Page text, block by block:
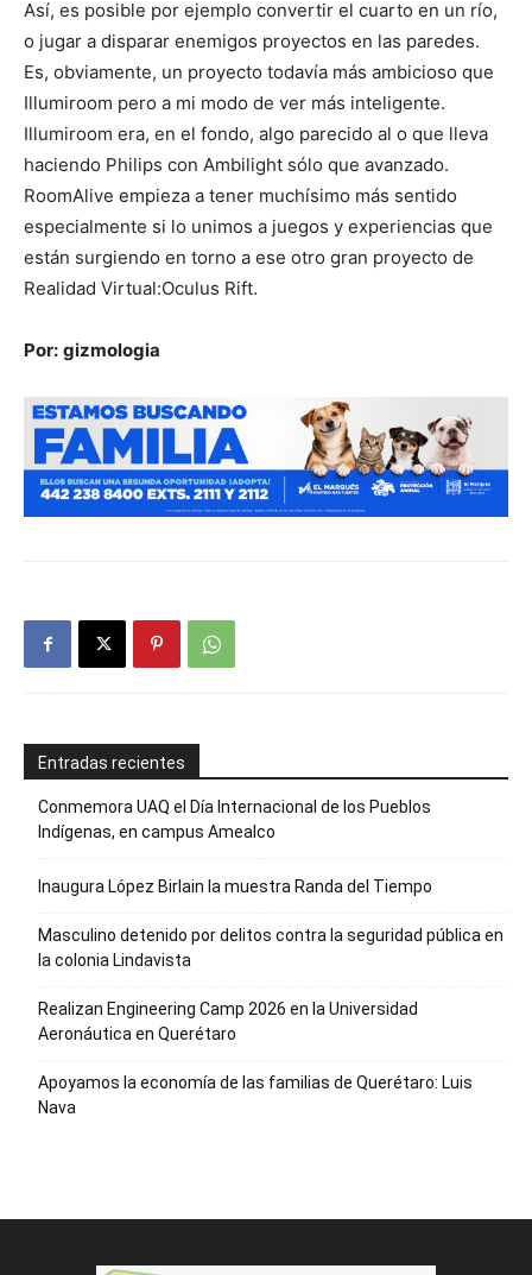
Así, es posible por ejemplo convertir el cuarto en un río,
o jugar a disparar enemigos proyectos en las paredes.
Es, obviamente, un proyecto todavía más ambicioso que
Illumiroom pero a mi modo de ver más inteligente.
Illumiroom era, en el fondo, algo parecido al o que lleva
haciendo Philips con Ambilight sólo que avanzado.
RoomAlive empieza a tener muchísimo más sentido
especialmente si lo unimos a juegos y experiencias que
están surgiendo en torno a ese otro gran proyecto de
Realidad Virtual:Oculus Rift.
Por: gizmologia
Entradas recientes
Conmemora UAQ el Día Internacional de los Pueblos
Indígenas, en campus Amealco
Inaugura López Birlain la muestra Randa del Tiempo
Masculino detenido por delitos contra la seguridad pública en
la colonia Lindavista
Realizan Engineering Camp 2026 en la Universidad
Aeronáutica en Querétaro
Apoyamos la economía de las familias de Querétaro: Luis
Nava